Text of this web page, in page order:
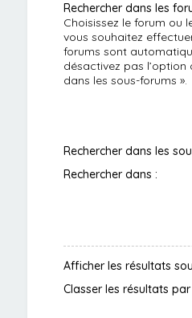
Rechercher dans les
Choisissez le forum ou
vous souhaitez
forums sont
désactivez pas l’option
dans les sous-forums ».
Rechercher dans les
Rechercher dans :
Afficher les résultats
Classer les résultats par